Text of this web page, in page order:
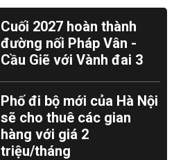
Cuối 2027 hoàn thành
đường nối Pháp Vân -
Cầu Giẽ với Vành đai 3
Phố đi bộ mới của Hà Nội
sẽ cho thuê các gian
hàng với giá 2
triệu/tháng